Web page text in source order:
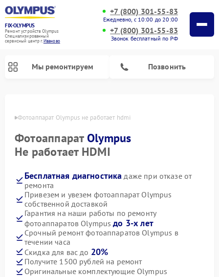
FIX-OLYMPUS
Ремонт устройств Olympus
Специализированный
cервисный центр г.Иваново
+7 (800) 301-55-83
Ежедневно, с 10:00 до 20:00
+7 (800) 301-55-83
Звонок бесплатный по РФ
Мы ремонтируем Позвонить
Фотоаппарат Olympus не работает hdmi
Фотоаппарат Olympus
Не работает HDMI
Бесплатная диагностика даже при отказе от
ремонта
Привезем и увезем фотоаппарат Olympus
собственной доставкой
Гарантия на наши работы по ремонту
фотоаппаратов Olympusдо 3-х лет
Срочный ремонт фотоаппаратов Olympus в
течении часа
Скидка для вас до 20%
Получите 1500 рублей на ремонт
Оригинальные комплектующие Olympus